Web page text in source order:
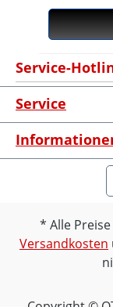
Service-
Service
Alle
Versandkosten